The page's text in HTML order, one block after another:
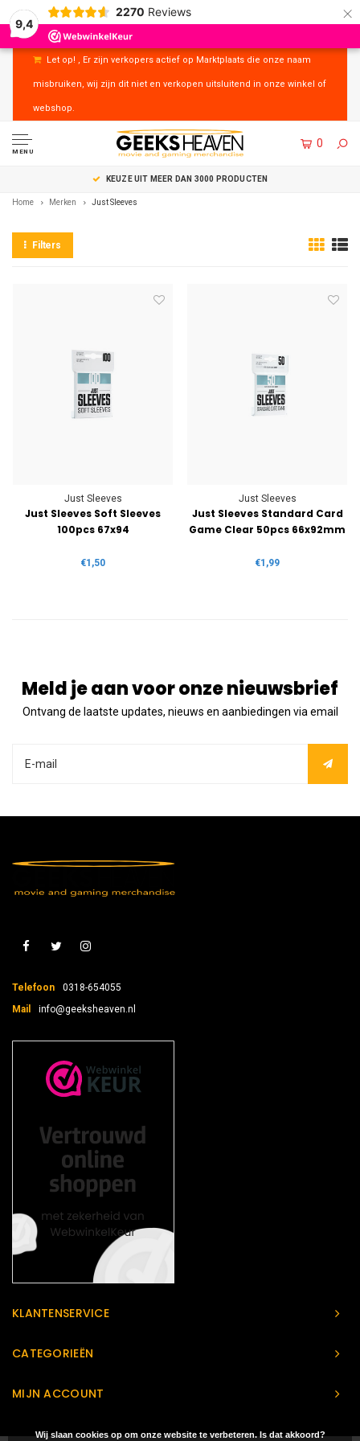
9,4
2270 Reviews ×
Let op! , Er zijn verkopers actief op Marktplaats die onze naam
misbruiken, wij zijn dit niet en verkopen uitsluitend in onze winkel of
webshop.
MENU
0
KEUZE UIT MEER DAN 3000 PRODUCTEN
Home Merken Just Sleeves
Filters
Just Sleeves
Just Sleeves Soft Sleeves
100pcs 67x94
€1,50
Just Sleeves
Just Sleeves Standard Card
Game Clear 50pcs 66x92mm
€1,99
Meld je aan voor onze nieuwsbrief
Ontvang de laatste updates, nieuws en aanbiedingen via email
Telefoon
0318-654055
Mail
info@geeksheaven.nl
KLANTENSERVICE
CATEGORIEËN
MIJN ACCOUNT
Wij slaan cookies op om onze website te verbeteren. Is dat akkoord?